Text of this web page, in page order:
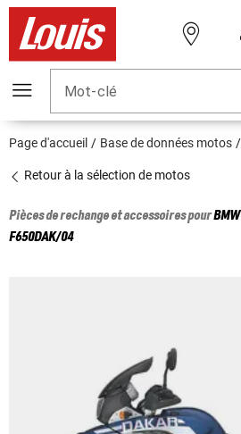
Mot-clé
Page d'accueil Base de données motos
Retour à la sélection de motos
Pièces de rechange et accessoires pourBMW
F650DAK/04